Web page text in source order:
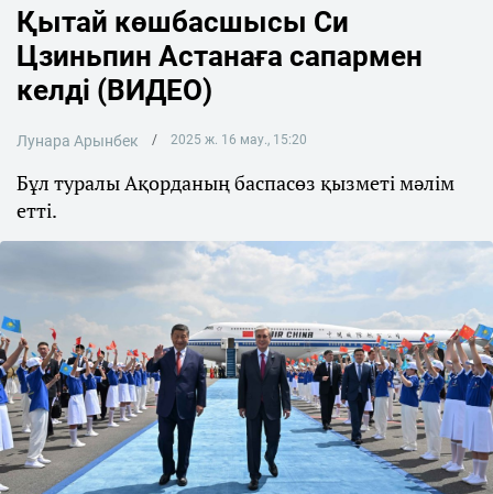
Қытай көшбасшысы Си
Цзиньпин Астанаға сапармен
келді (ВИДЕО)
Лунара Арынбек 2025 ж. 16 мау., 15:20
Бұл туралы Ақорданың баспасөз қызметі мәлім
етті.